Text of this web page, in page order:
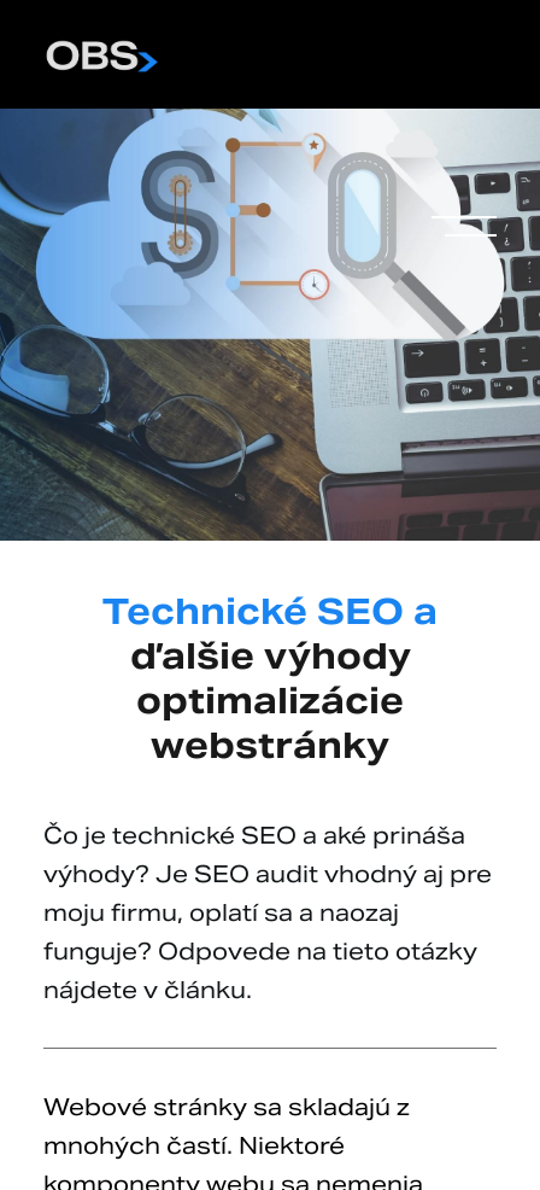
Technické SEO a
ďalšie výhody
optimalizácie
webstránky
Čo je technické SEO a aké prináša
výhody? Je SEO audit vhodný aj pre
moju firmu, oplatí sa a naozaj
funguje? Odpovede na tieto otázky
nájdete v článku.
Webové stránky sa skladajú z
mnohých častí. Niektoré
komponenty webu sa nemenia